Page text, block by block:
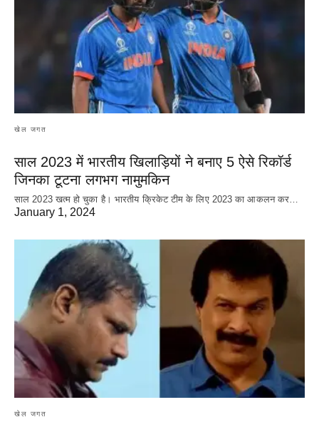
खेल जगत
साल 2023 में भारतीय खिलाड़ियों ने बनाए 5 ऐसे रिकॉर्ड
जिनका टूटना लगभग नामुमकिन
साल 2023 खत्म हो चुका है। भारतीय क्रिकेट‌ टीम के लिए 2023 का आकलन कर…
January 1, 2024
खेल जगत